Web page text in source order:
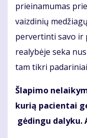
prieinamumas
vaizdinių
pervertinti savo ir
realybėje seka
tam tikri
Šlapimo
kurią pacientai
gėdingu dalyku.